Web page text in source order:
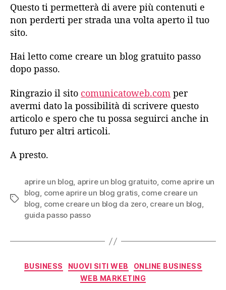
Questo ti permetterà di avere più contenuti e
non perderti per strada una volta aperto il tuo
sito.
Hai letto come creare un blog gratuito passo
dopo passo.
Ringrazio il sito comunicatoweb.com per
avermi dato la possibilità di scrivere questo
articolo e spero che tu possa seguirci anche in
futuro per altri articoli.
A presto.
Tag
aprire un blog, aprire un blog gratuito, come aprire un
blog, come aprire un blog gratis, come creare un
blog, come creare un blog da zero, creare un blog,
guida passo passo
Categorie
BUSINESS NUOVI SITI WEB
ONLINE BUSINESS
WEB MARKETING